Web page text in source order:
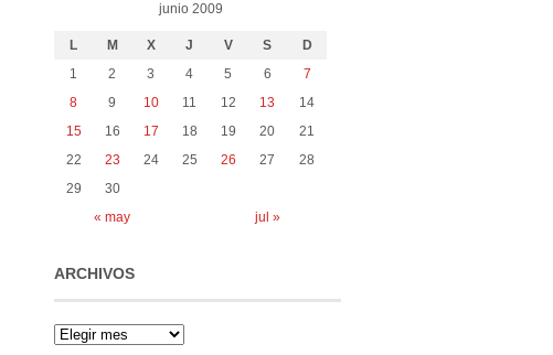
junio 2009
L M X J V S D
« may jul »
1 2 3 4 5 6
7
8
9 10 11 12 13
14
15
16 17 18 19 20
21
22
23 24 25 26 27
28
29
30
ARCHIVOS